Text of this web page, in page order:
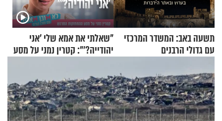
תשעה באב: המשדר המרכזי
עם גדולי הרבנים
"שאלתי את אמא שלי 'אני
יהודייה?'": קטרין נמני על מסע